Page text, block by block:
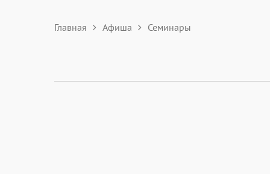
Главная Афиша Семинары